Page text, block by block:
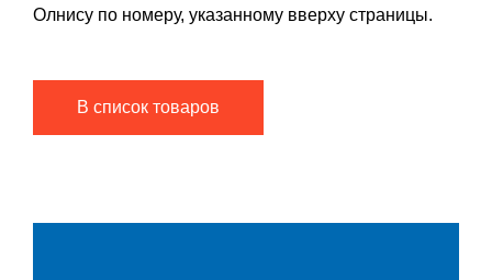
Олнису по номеру, указанному вверху страницы.
В список товаров